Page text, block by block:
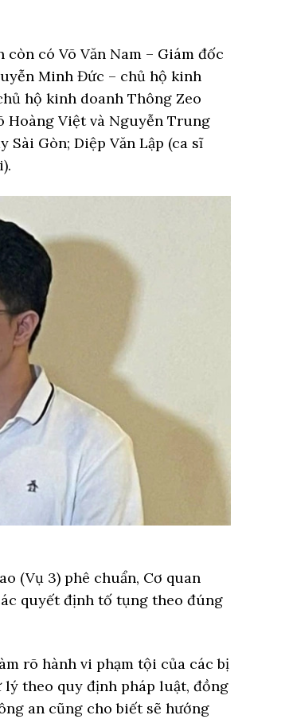
có Võ Văn Nam – Giám đốc
Minh Đức – chủ hộ kinh
hộ kinh doanh Thông Zeo
Hoàng Việt và Nguyễn Trung
Gòn; Diệp Văn Lập (ca sĩ
(Vụ 3) phê chuẩn, Cơ quan
quyết định tố tụng theo đúng
rõ hành vi phạm tội của các bị
lý theo quy định pháp luật, đồng
an cũng cho biết sẽ hướng